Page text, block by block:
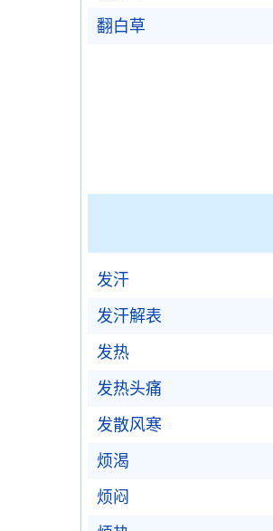
翻白草
发汗
发汗解表
发热
发热头痛
发散风寒
烦渴
烦闷